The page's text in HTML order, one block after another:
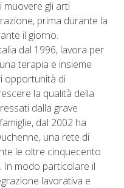
muovere gli arti
prima durante la
il giorno.
dal 1996, lavora per
terapia e insieme
opportunità di
la qualità della
dalla grave
dal 2002 ha
una rete di
le oltre cinquecento
In modo particolare il
lavorativa e